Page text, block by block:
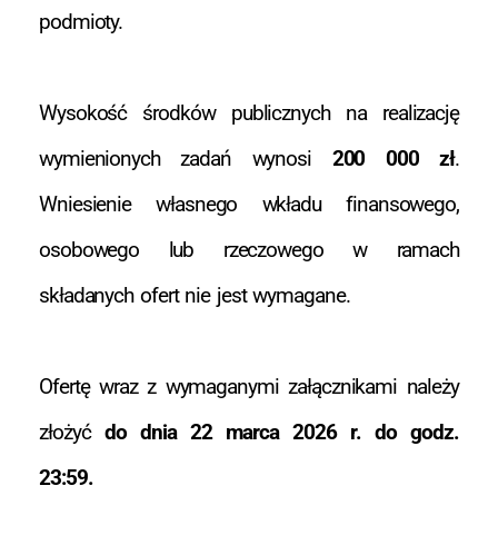
podmioty.
Wysokość środków publicznych na realizację
wymienionych zadań wynosi 200 000 zł.
Wniesienie własnego wkładu finansowego,
osobowego lub rzeczowego w ramach
składanych ofert nie jest wymagane.
Ofertę wraz z wymaganymi załącznikami należy
złożyć do dnia 22 marca 2026 r. do godz.
23:59.